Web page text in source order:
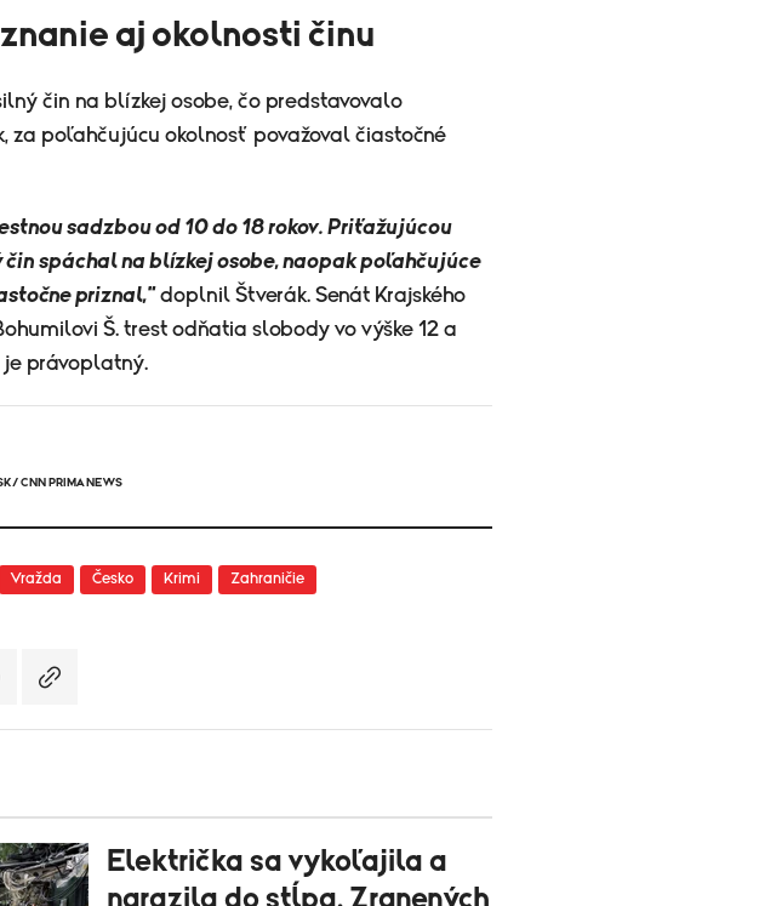
aj okolnosti činu
čin na blízkej osobe, čo predstavovalo
za poľahčujúcu okolnosť považoval čiastočné
sadzbou od 10 do 18 rokov. Priťažujúcou
spáchal na blízkej osobe, naopak poľahčujúce
priznal,"doplnil Štverák. Senát Krajského
Š. trest odňatia slobody vo výške 12 a
je právoplatný.
CNN PRIMA NEWS
Vražda Česko Krimi Zahraničie
Električka sa vykoľajila a
narazila do stĺpa. Zranených